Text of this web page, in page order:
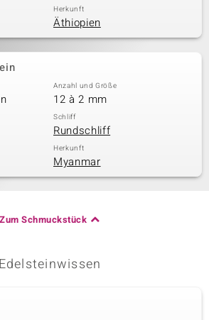
Herkunft
Äthiopien
Anzahl und Größe
12 à 2 mm
Schliff
Rundschliff
Herkunft
Myanmar
Zum Schmuckstück
Edelsteinwissen